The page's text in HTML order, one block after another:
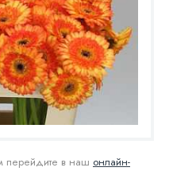
перейдите в наш онлайн-